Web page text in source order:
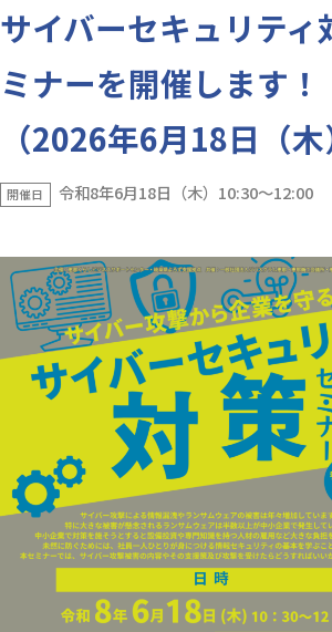
サイバーセキュリティ
ミナーを開催します！
（2026年6月18日（木
開催日 令和8年6月18日（木）10:30～12:00